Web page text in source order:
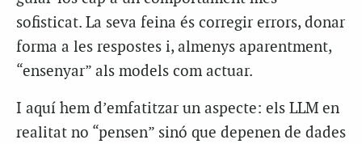
sofisticat. La seva feina és corregir errors, donar
forma a les respostes i, almenys aparentment,
“ensenyar” als models com actuar.
I aquí hem d’emfatitzar un aspecte: els LLM en
realitat no “pensen” sinó que depenen de dades